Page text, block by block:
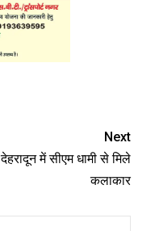
Next
देहरादून में सीएम धामी से मिले
कलाकार